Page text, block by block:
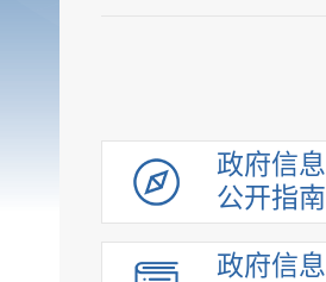
政府信息
公开指南
政府信息